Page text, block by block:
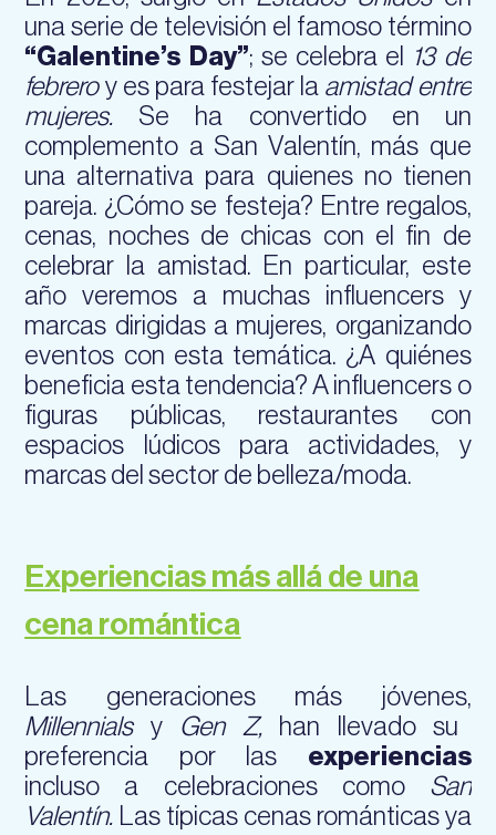
una serie de televisión el famoso término
“Galentine’s Day”; se celebra el
13 de
febreroy es para festejar la amistad entre
mujeres. Se ha convertido en un
complemento a San Valentín, más que
una alternativa para quienes no tienen
pareja. ¿Cómo se festeja? Entre regalos,
cenas, noches de chicas con el fin de
celebrar la amistad. En particular, este
año veremos a muchas influencers y
marcas dirigidas a mujeres, organizando
eventos con esta temática. ¿A quiénes
beneficia esta tendencia? A influencers o
figuras públicas, restaurantes con
espacios lúdicos para actividades, y
marcas del sector de belleza/moda.
Experiencias más allá de una
cena romántica
Las generaciones más jóvenes,
MillennialsyGen Z,han llevado su
preferencia por las experiencias
incluso a celebraciones comoSan
Valentín. Las típicas cenas románticas ya